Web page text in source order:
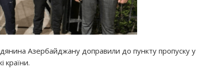
Азербайджану доправили до пункту пропуску у
країни.